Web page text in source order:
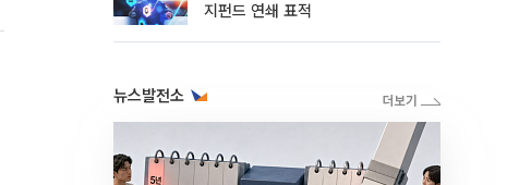
지펀드 연쇄 표적
뉴스발전소